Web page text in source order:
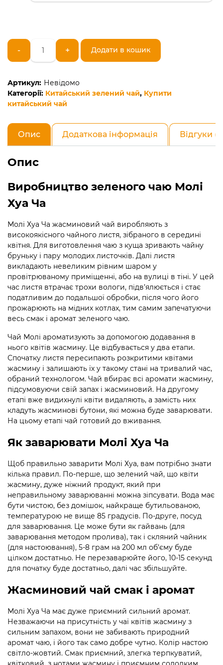
-
Китайський
зелений
чай
Хуа
Ча
(зелений
із
жасмином)
кількість
+ Додати в кошик
Артикул: Невідомо
Категорії: Китайський зелений чай, Купити
китайський чай
Опис Додаткова інформація Відгуки
Опис
Виробництво зеленого чаю Молі
Хуа Ча
Молі Хуа Ча жасминовий чай виробляють з
високоякісного чайного листя, зібраного в середині
квітня. Для виготовлення чаю з куща зривають чайну
бруньку і пару молодих листочків. Далі листя
викладають невеликим рівним шаром у
провітрюваному приміщенні, або на вулиці в тіні. У цей
час листя втрачає трохи вологи, підв’ялюється і стає
податливим до подальшої обробки, після чого його
прожарюють на мідних котлах, тим самим запечатуючи
весь смак і аромат зеленого чаю.
Чай Молі ароматизують за допомогою додавання в
нього квітів жасмину. Це відбувається у два етапи.
Спочатку листя пересипають розкритими квітами
жасмину і залишають їх у такому стані на тривалий час,
обраний технологом. Чай вбирає всі аромати жасмину,
підсумовуючи свій запах і жасминовий. На другому
етапі вже видихнулі квіти видаляють, а замість них
кладуть жасминові бутони, які можна буде заварювати.
На цьому етапі чай готовий до вживання.
Як заварювати Молі Хуа Ча
Щоб правильно заварити Молі Хуа, вам потрібно знати
кілька правил. По-перше, що зелений чай, що квіти
жасмину, дуже ніжний продукт, який при
неправильному заварюванні можна зіпсувати. Вода має
бути чистою, без домішок, найкраще бутильованою,
температурою не вище 85 градусів. По-друге, посуд
для заварювання. Це може бути як гайвань (для
заварювання методом пролива), так і скляний чайник
(для настоювання), 5-8 грам на 200 мл об’єму буде
цілком достатньо. Не перезаварюйте його, 10-15 секунд
для початку буде достатньо, далі час збільшуйте.
Жасминовий чай смак і аромат
Молі Хуа Ча має дуже приємний сильний аромат.
Незважаючи на присутність у чаї квітів жасмину з
сильним запахом, вони не забивають природний
аромат чаю, і його так само добре чутно. Колір настою
світло-жовтий. Смак приємний, злегка терпкуватий,